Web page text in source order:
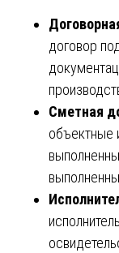
договор
Сметная
объектные